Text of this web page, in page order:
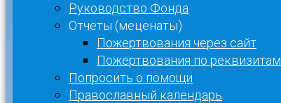
Руководство Фонда
Отчеты (меценаты)
Пожертвования через сайт
Пожертвования по реквизитам
Попросить о помощи
Православный календарь